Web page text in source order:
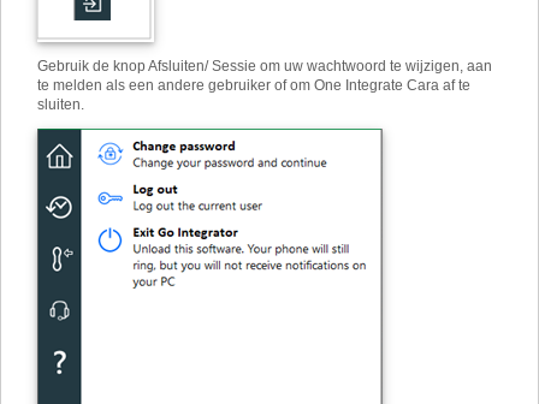
Gebruik de knop Afsluiten/ Sessie om uw wachtwoord te wijzigen, aan
te melden als een andere gebruiker of om One Integrate Cara af te
sluiten.